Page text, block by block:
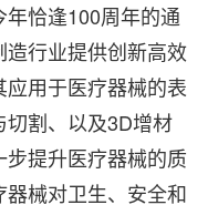
恰逢100周年的通
行业提供创新高效
用于医疗器械的表
割、以及3D增材
提升医疗器械的质
械对卫生、安全和